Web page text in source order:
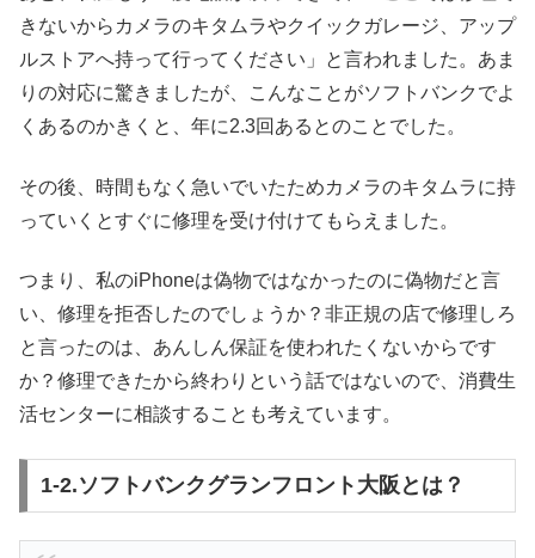
きないからカメラのキタムラやクイックガレージ、アップ
ルストアへ持って行ってください」と言われました。あま
りの対応に驚きましたが、こんなことがソフトバンクでよ
くあるのかきくと、年に2.3回あるとのことでした。
その後、時間もなく急いでいたためカメラのキタムラに持
っていくとすぐに修理を受け付けてもらえました。
つまり、私のiPhoneは偽物ではなかったのに偽物だと言
い、修理を拒否したのでしょうか？非正規の店で修理しろ
と言ったのは、あんしん保証を使われたくないからです
か？修理できたから終わりという話ではないので、消費生
活センターに相談することも考えています。
1-2.ソフトバンクグランフロント大阪とは？